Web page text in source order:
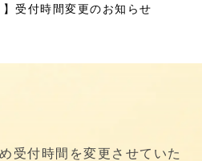
】受付時間変更のお知らせ
受付時間を変更させていた